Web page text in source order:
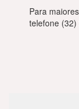
Para
telefone